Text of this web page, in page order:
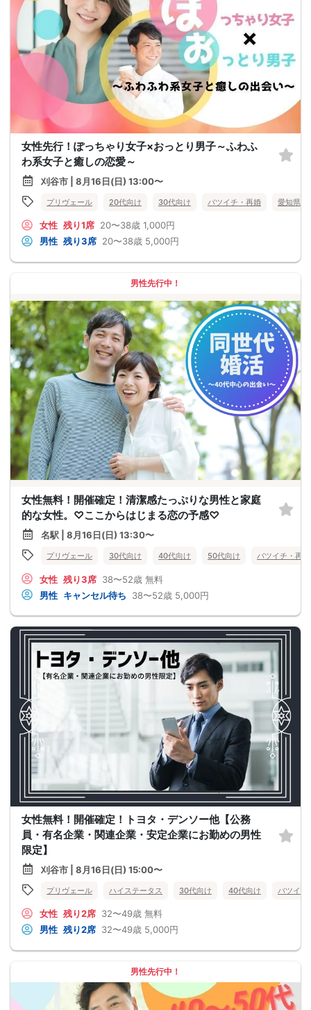
女性先行！ぽっちゃり女子×おっとり男子～ふわふ
わ系女子と癒しの恋愛～
刈谷市 | 8月16日(日) 13:00〜
プリヴェール 20代向け 30代向け バツイチ・再婚 愛知県
女性 残り1席 20〜38歳 1,000円
男性 残り3席 20〜38歳 5,000円
男性先行中！
女性無料！開催確定！清潔感たっぷりな男性と家庭
的な女性。♡ここからはじまる恋の予感♡
名駅 | 8月16日(日) 13:30〜
プリヴェール 30代向け 40代向け 50代向け バツイチ・再婚
女性 残り3席 38〜52歳 無料
男性 キャンセル待ち 38〜52歳 5,000円
女性無料！開催確定！トヨタ・デンソー他【公務
員・有名企業・関連企業・安定企業にお勤めの男性
限定】
刈谷市 | 8月16日(日) 15:00〜
プリヴェール ハイステータス 30代向け 40代向け バツイチ
女性 残り2席 32〜49歳 無料
男性 残り2席 32〜49歳 5,000円
男性先行中！